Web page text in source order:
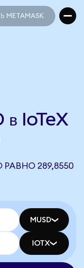
METAMASK
в IoTeX
РАВНО 289,8550
MUSD
IOTX